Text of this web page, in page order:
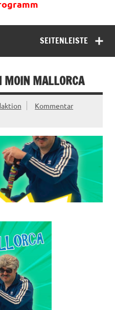
SEITENLEISTE
MOIN MALLORCA
Kommentar